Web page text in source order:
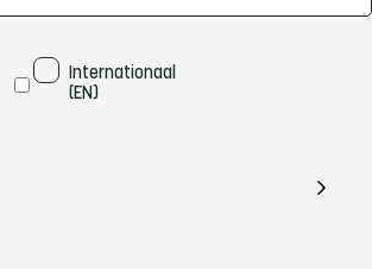
Internationaal
(EN)